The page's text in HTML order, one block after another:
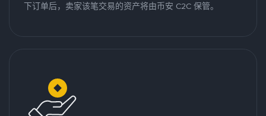
下订单后，卖家该笔交易的资产将由币安 C2C 保管。